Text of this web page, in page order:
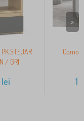
PK STEJAR
/ GRI
lei 1
>